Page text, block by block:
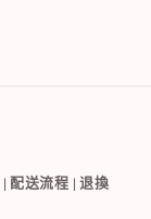
| 配送流程 | 退換